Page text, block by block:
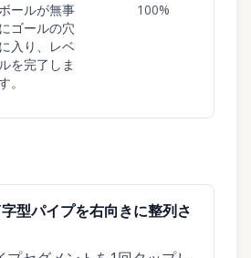
ールが無事
にゴールの穴
に入り、レベ
ルを完了しま
。
100%
型パイプを右向きに整列さ